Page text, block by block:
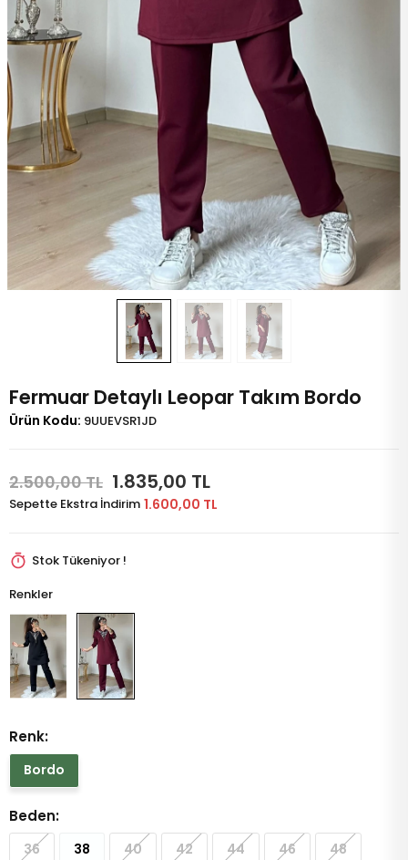
Fermuar Detaylı Leopar Takım Bordo
Ürün Kodu: 9UUEVSR1JD
2.500,00 TL 1.835,00 TL
Sepette Ekstra İndirim 1.600,00 TL
Stok Tükeniyor !
Renkler
Renk:
Bordo
Beden:
36 38 40 42 44 46 48